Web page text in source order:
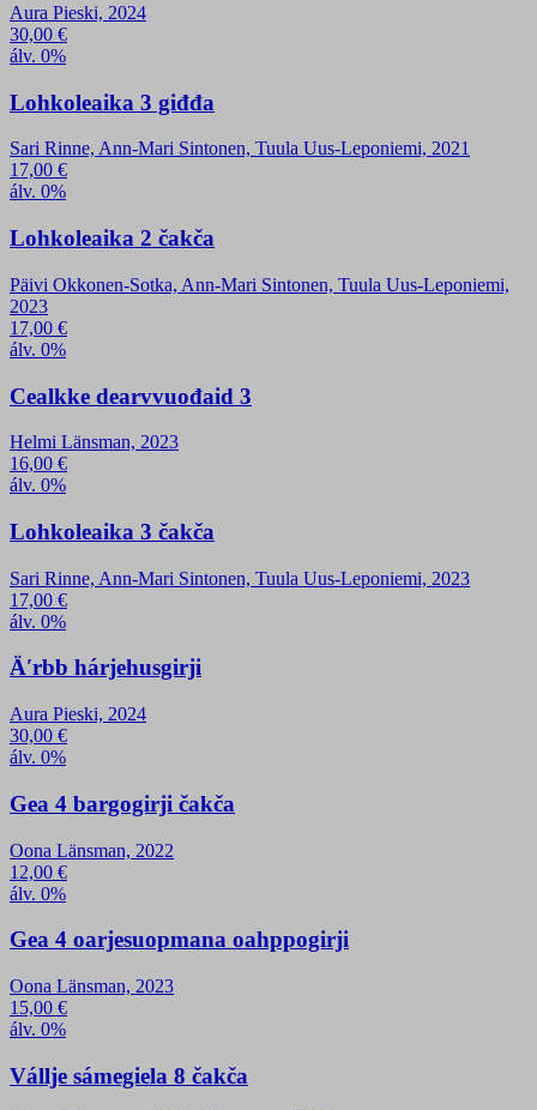
Aura Pieski, 2024
30,00 €
álv. 0%
Lohkoleaika 3 giđđa
Sari Rinne, Ann-Mari Sintonen, Tuula Uus-Leponiemi, 2021
17,00 €
álv. 0%
Lohkoleaika 2 čakča
Päivi Okkonen-Sotka, Ann-Mari Sintonen, Tuula Uus-Leponiemi,
2023
17,00 €
álv. 0%
Cealkke dearvvuođaid 3
Helmi Länsman, 2023
16,00 €
álv. 0%
Lohkoleaika 3 čakča
Sari Rinne, Ann-Mari Sintonen, Tuula Uus-Leponiemi, 2023
17,00 €
álv. 0%
Äʹrbb hárjehusgirji
Aura Pieski, 2024
30,00 €
álv. 0%
Gea 4 bargogirji čakča
Oona Länsman, 2022
12,00 €
álv. 0%
Gea 4 oarjesuopmana oahppogirji
Oona Länsman, 2023
15,00 €
álv. 0%
Vállje sámegiela 8 čakča